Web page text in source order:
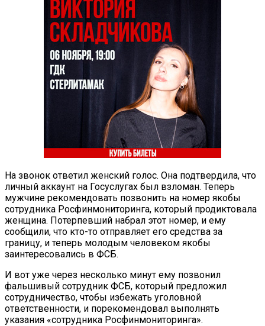
На звонок ответил женский голос. Она подтвердила, что
личный аккаунт на Госуслугах был взломан. Теперь
мужчине рекомендовать позвонить на номер якобы
сотрудника Росфинмониторинга, который продиктовала
женщина. Потерпевший набрал этот номер, и ему
сообщили, что кто-то отправляет его средства за
границу, и теперь молодым человеком якобы
заинтересовались в ФСБ.
И вот уже через несколько минут ему позвонил
фальшивый сотрудник ФСБ, который предложил
сотрудничество, чтобы избежать уголовной
ответственности, и порекомендовал выполнять
указания «сотрудника Росфинмониторинга».